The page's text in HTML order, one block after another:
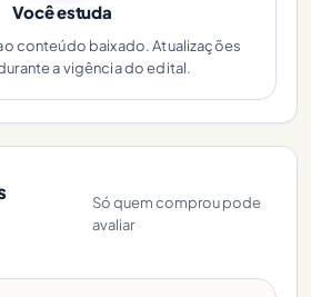
Você estuda
conteúdo baixado. Atualizações
a vigência do edital.
Só quem comprou pode
avaliar